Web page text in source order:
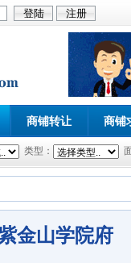
商铺转让 商铺
类型：
金山学院府